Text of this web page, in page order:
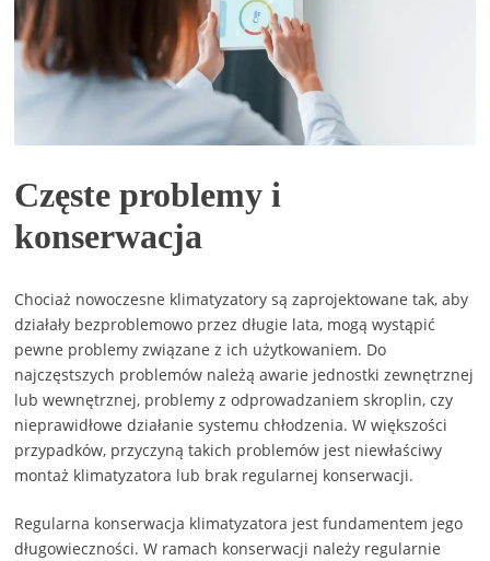
Częste problemy i
konserwacja
Chociaż nowoczesne klimatyzatory są zaprojektowane tak, aby
działały bezproblemowo przez długie lata, mogą wystąpić
pewne problemy związane z ich użytkowaniem. Do
najczęstszych problemów należą awarie jednostki zewnętrznej
lub wewnętrznej, problemy z odprowadzaniem skroplin, czy
nieprawidłowe działanie systemu chłodzenia. W większości
przypadków, przyczyną takich problemów jest niewłaściwy
montaż klimatyzatora lub brak regularnej konserwacji.
Regularna konserwacja klimatyzatora jest fundamentem jego
długowieczności. W ramach konserwacji należy regularnie